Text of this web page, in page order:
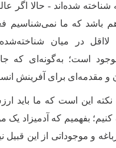
شناخته شده‌اند - حالا اگر
باشد که ما نمی‌شناسیم
در میان
است؛ به‌گونه‌ای که
و مقدمه‌ای برای آفرینش
این است که ما باید
بفهمیم که آدمیزاد یک
و موجوداتی از این قبیل